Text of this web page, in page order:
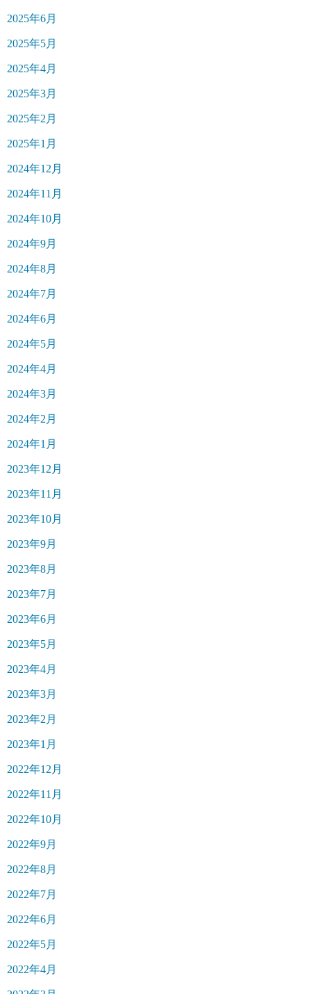
2025年6月
2025年5月
2025年4月
2025年3月
2025年2月
2025年1月
2024年12月
2024年11月
2024年10月
2024年9月
2024年8月
2024年7月
2024年6月
2024年5月
2024年4月
2024年3月
2024年2月
2024年1月
2023年12月
2023年11月
2023年10月
2023年9月
2023年8月
2023年7月
2023年6月
2023年5月
2023年4月
2023年3月
2023年2月
2023年1月
2022年12月
2022年11月
2022年10月
2022年9月
2022年8月
2022年7月
2022年6月
2022年5月
2022年4月